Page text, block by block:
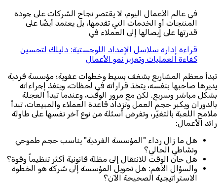
في عالم الأعمال اليوم، لا يقتصر نجاح الشركات على جودة
المنتجات أو الخدمات التي تقدمها، بل يعتمد أيضًا على
قدرتها على إيصالها إلى العملاء في
قراءة إدارة سلاسل الإمداد اللوجستية: دليلك لتحسين
كفاءة العمليات وتعزيز نمو الأعمال
تبدأ معظم المشاريع بشغف بسيط وخطوات عفوية؛ مؤسسة فردية
يديرها صاحبها بنفسه، يتخذ قراراته في لحظات، وينفذ إجراءاته
بشكل مباشر وسريع. لكن مع مرور الوقت، وعندما تبدأ العجلة
بالدوران ويكبر حجم العمل وتزداد قاعدة العملاء والمبيعات، تبدأ
ملامح اللعبة بالتغيّر، وتفرض أسئلة من نوع آخر نفسها على طاولة
رائد الأعمال:
هل ما زال رداء "المؤسسة الفردية" يناسب حجم طموحي
ونشاطي الحالي؟
هل حان الوقت للانتقال إلى مظلة قانونية أكثر تنظيماً وقوة؟
والسؤال الأهم: هل تحويل المؤسسة إلى شركة هو الخطوة
الاستراتيجية الصحيحة الآن؟